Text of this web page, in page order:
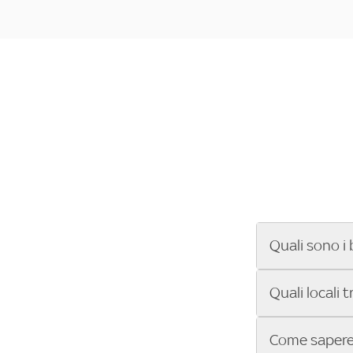
Quali sono i
Se cerchi un
ENILIVE, la
Sky Bar ti
Quali locali
Vuoi sapere
Come